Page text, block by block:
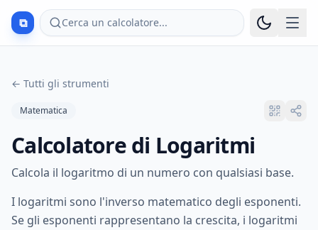
⧉ Cerca un calcolatore...
← Tutti gli strumenti
Matematica
Calcolatore di Logaritmi
Calcola il logaritmo di un numero con qualsiasi base.
I logaritmi sono l'inverso matematico degli esponenti.
Se gli esponenti rappresentano la crescita, i logaritmi